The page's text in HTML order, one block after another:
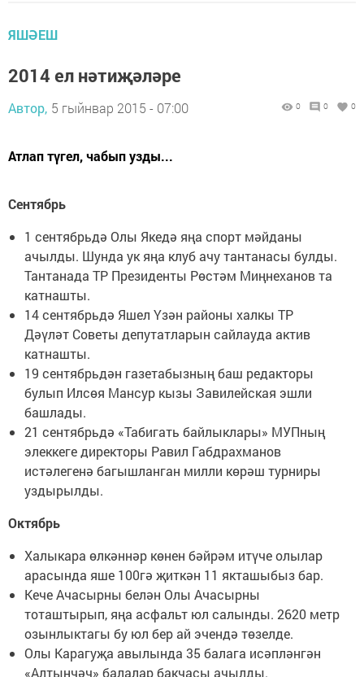
ЯШӘЕШ
2014 ел нәтиҗәләре
Автор, 5 гыйнвар 2015 - 07:00 0 0 0
Атлап түгел, чабып узды...
Сентябрь
1 сентябрьдә Олы Якедә яңа спорт мәйданы
ачылды. Шунда ук яңа клуб ачу тантанасы булды.
Тантанада ТР Президенты Рөстәм Миңнеханов та
катнашты.
14 сентябрьдә Яшел Үзән районы халкы ТР
Дәүләт Советы депутатларын сайлауда актив
катнашты.
19 сентябрьдән газетабызның баш редакторы
булып Илсөя Мансур кызы Завилейская эшли
башлады.
21 сентябрьдә «Табигать байлыклары» МУПның
элеккеге директоры Равил Габдрахманов
истәлегенә багышланган милли көрәш турниры
уздырылды.
Октябрь
Халыкара өлкәннәр көнен бәйрәм итүче олылар
арасында яше 100гә җиткән 11 якташыбыз бар.
Кече Ачасырны белән Олы Ачасырны
тоташтырып, яңа асфальт юл салынды. 2620 метр
озынлыктагы бу юл бер ай эчендә төзелде.
Олы Карагуҗа авылында 35 балага исәпләнгән
«Алтынчәч» балалар бакчасы ачылды.